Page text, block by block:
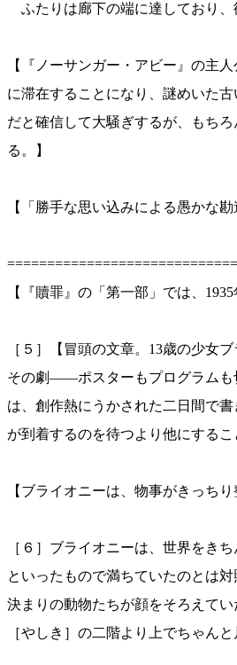
ふたりは廊下の端に達しており、
【『ノーサンガー・アビー』の主
に滞在することになり、謎めいた
だと確信して大騒ぎするが、もち
る。】
【「勝手な思い込みによる愚かな
【『贖罪』の「第一部」では、
［５］【冒頭の文章。13歳の少女
その劇——ポスターもプログラムも
は、創作熱にうかされた二日間で
が到着するのを待つより他にする
【ブライオニーは、物事がきっち
［６］ブライオニーは、世界をき
といったもので満ちていたのとは
決まりの動物たちが顔をそろえて
［やしき］の二階より上でちゃん